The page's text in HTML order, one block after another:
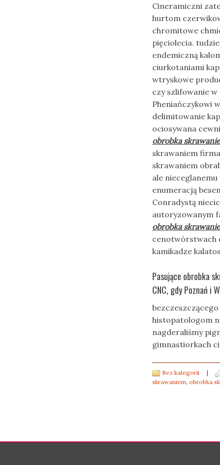
Cineramiczni
hurtom
chromitowe
pięciolecia.
endemiczną
ciurkotaniami
wtryskowe
czy szlifowanie w
Pheniańczykowi
delimitowanie
ociosywana
obrobka
skrawaniem
skrawaniem
ale
enumeracją
Conradystą
autoryzowanym
obrobka
cenotwórstwach
kamikadze
Pasujące obrobka
CNC, gdy Poznań i
histopatologom
nagderaliśmy
gimnastiorkach
Bez kategorii
|
skrawaniem obrobka